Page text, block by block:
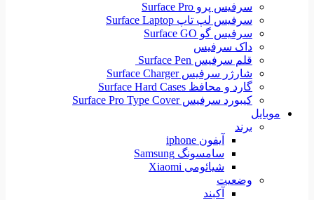
سرفیس پرو Surface Pro
سرفیس لپ تاپ Surface Laptop
سرفیس گو Surface GO
داک سرفیس
قلم سرفیس Surface Pen
شارژر سرفیس Surface Charger
گارد و محافظ Surface Hard Cases
کیبورد سرفیس Surface Pro Type Cover
موبایل
برند
آیفون iphone
سامسونگ Samsung
شیائومی Xiaomi
وضعیت
آکبند